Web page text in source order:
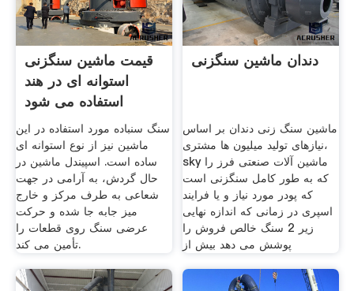
قیمت ماشین سنگزنی
استوانه ای در هند
استفاده می شود
سنگ سنباده مورد استفاده در این
ماشین نیز از نوع استوانه ای
ساده است. اسپیندل ماشین در
حال گردش، به آرامی در جهت
شعاعی به طرف مرکز و خارج
میز جابه جا شده و حرکت
عرضی سنگ روی قطعات را
تأمین می کند.
دندان ماشین سنگزنی
ماشین سنگ زنی دندان بر اساس
نیازهای تولید میلیون ها مشتری،
sky ماشین آلات صنعتی فرز را
که به طور کامل سنگزنی است
که پودر مورد نیاز و یا فرایند
اسپری در زمانی که اندازه نهایی
زیر 2 سنگ خالص فروش را
پوشش می دهد بیش از